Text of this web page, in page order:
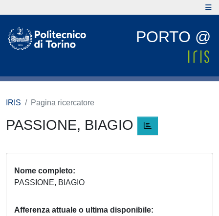
PORTO @
IRIS Pagina ricercatore
PASSIONE, BIAGIO
Nome completo
PASSIONE, BIAGIO
Afferenza attuale o ultima disponibile